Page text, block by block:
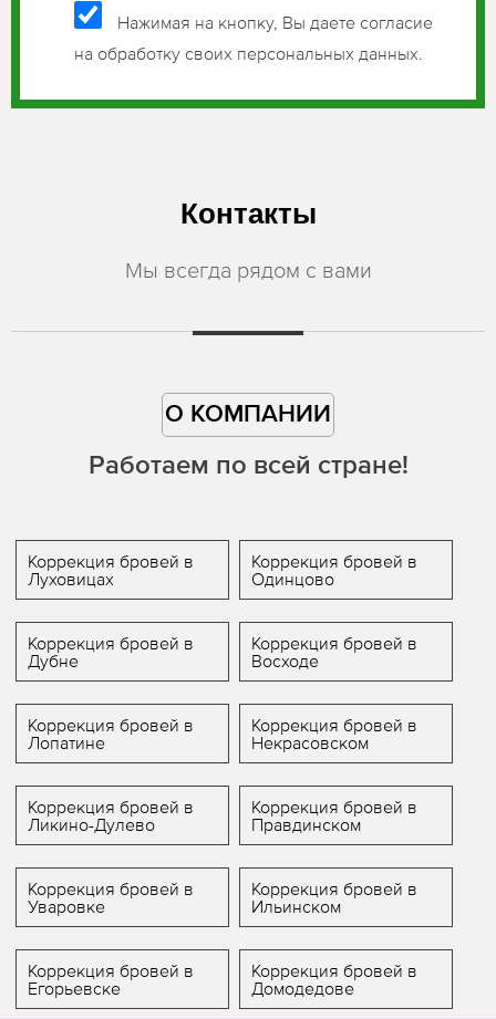
Нажимая на кнопку, Вы даете согласие
на обработку своих персональных данных.
Контакты
Мы всегда рядом с вами
О КОМПАНИИ
Работаем по всей стране!
Коррекция бровей в
Луховицах
Коррекция бровей в
Одинцово
Коррекция бровей в
Дубне
Коррекция бровей в
Восходе
Коррекция бровей в
Лопатине
Коррекция бровей в
Некрасовском
Коррекция бровей в
Ликино-Дулево
Коррекция бровей в
Правдинском
Коррекция бровей в
Уваровке
Коррекция бровей в
Ильинском
Коррекция бровей в
Егорьевске
Коррекция бровей в
Домодедове